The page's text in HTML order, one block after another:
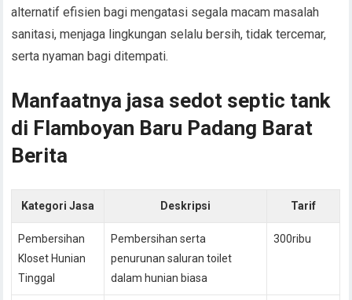
alternatif efisien bagi mengatasi segala macam masalah
sanitasi, menjaga lingkungan selalu bersih, tidak tercemar,
serta nyaman bagi ditempati.
Manfaatnya jasa sedot septic tank
di Flamboyan Baru Padang Barat
Berita
Kategori Jasa Deskripsi Tarif
Pembersihan
Kloset Hunian
Tinggal
Pembersihan serta
penurunan saluran toilet
dalam hunian biasa
300ribu